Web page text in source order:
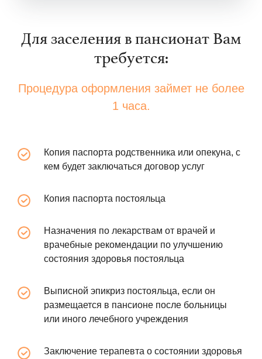
Для заселения в пансионат Вам
требуется:
Процедура оформления займет не более
1 часа.
Копия паспорта родственника или опекуна, с
кем будет заключаться договор услуг
Копия паспорта постояльца
Назначения по лекарствам от врачей и
врачебные рекомендации по улучшению
состояния здоровья постояльца
Выписной эпикриз постояльца, если он
размещается в пансионе после больницы
или иного лечебного учреждения
Заключение терапевта о состоянии здоровья